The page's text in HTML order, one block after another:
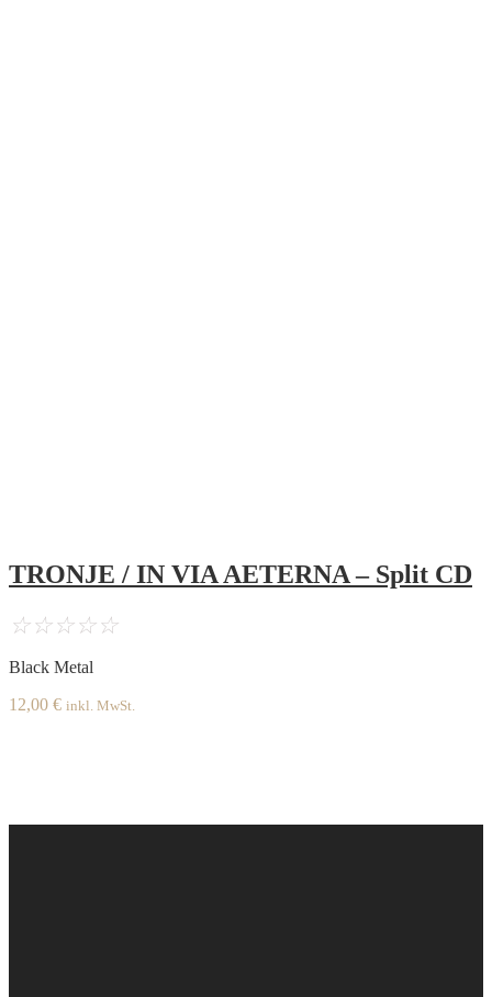
TRONJE / IN VIA AETERNA – Split CD
☆☆☆☆☆
Black Metal
12,00 € inkl. MwSt.